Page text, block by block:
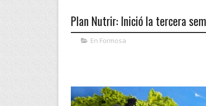
Plan Nutrir: Inició la tercera
En Formosa